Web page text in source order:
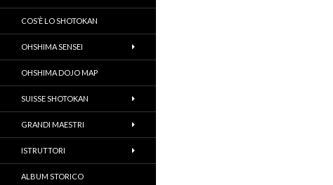
COS’È LO SHOTOKAN
OHSHIMA SENSEI
OHSHIMA DOJO MAP
SUISSE SHOTOKAN
GRANDI MAESTRI
ISTRUTTORI
ALBUM STORICO